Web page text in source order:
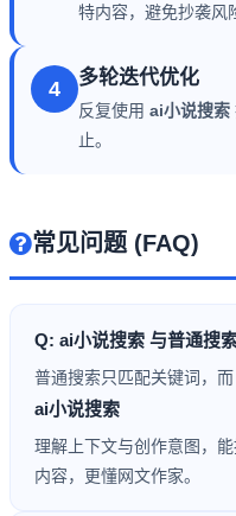
特内容，避免抄袭风
4 多轮迭代优化
反复使用 ai小说搜索
止。
常见问题 (FAQ)
Q: ai小说搜索 与普通搜
普通搜索只匹配关键词，而
ai小说搜索
理解上下文与创作意图，能
内容，更懂网文作家。